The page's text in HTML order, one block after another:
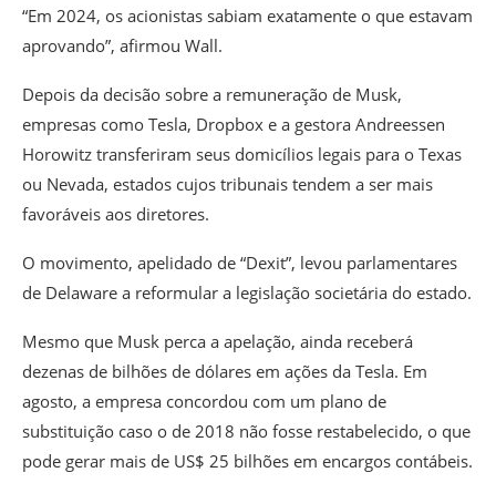
“Em 2024, os acionistas sabiam exatamente o que estavam
aprovando”, afirmou Wall.
Depois da decisão sobre a remuneração de Musk,
empresas como Tesla, Dropbox e a gestora Andreessen
Horowitz transferiram seus domicílios legais para o Texas
ou Nevada, estados cujos tribunais tendem a ser mais
favoráveis aos diretores.
O movimento, apelidado de “Dexit”, levou parlamentares
de Delaware a reformular a legislação societária do estado.
Mesmo que Musk perca a apelação, ainda receberá
dezenas de bilhões de dólares em ações da Tesla. Em
agosto, a empresa concordou com um plano de
substituição caso o de 2018 não fosse restabelecido, o que
pode gerar mais de US$ 25 bilhões em encargos contábeis.